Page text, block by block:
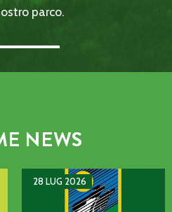
parco.
NEWS
TELEFONICA DELL’ENTE
28 LUG 2026
MANIFESTAZIONE DI